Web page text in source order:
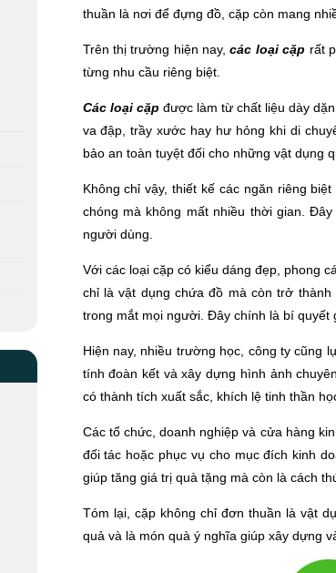
thuần là nơi để đựng đồ, cặp còn mang
Trên thị trường hiện nay,các loại cặp rất
từng nhu cầu riêng biệt.
Các loại cặp được làm từ chất liệu dày
va đập, trầy xước hay hư hỏng khi di
bảo an toàn tuyệt đối cho những vật dụng
Không chỉ vậy, thiết kế các ngăn riêng
chóng mà không mất nhiều thời gian.
người dùng.
Với các loại cặp có kiểu dáng đẹp, phong
chỉ là vật dụng chứa đồ mà còn trở
trong mắt mọi người. Đây chính là bí quyết
Hiện nay, nhiều trường học, công ty cũng
tính đoàn kết và xây dựng hình ảnh
có thành tích xuất sắc, khích lệ tinh thần
Các tổ chức, doanh nghiệp và cửa hàng
đối tác hoặc phục vụ cho mục đích kinh
giúp tăng giá trị quà tặng mà còn là cách
Tóm lại, cặp không chỉ đơn thuần là vật
quả và là món quà ý nghĩa giúp xây dựng